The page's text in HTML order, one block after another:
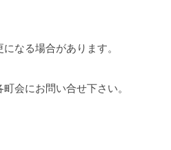
なる場合があります。
会にお問い合せ下さい。